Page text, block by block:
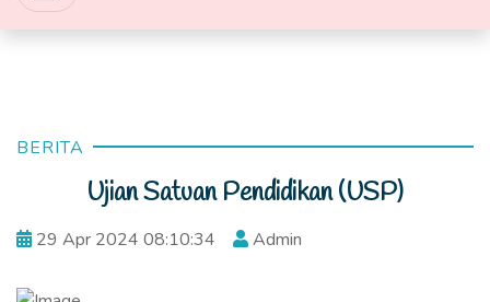
BERITA
Ujian Satuan Pendidikan (USP)
29 Apr 2024 08:10:34 Admin